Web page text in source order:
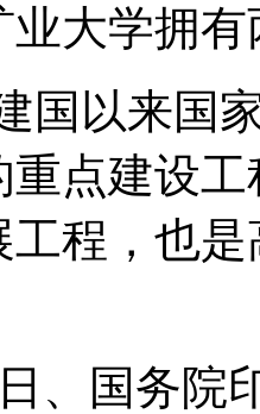
大学拥
国以来国
点建设
工程，也
、国务院